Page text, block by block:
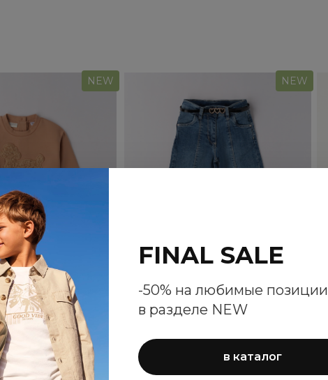
NEW
Sarabanda для
5 860 ₽
NEW
девочек
6 680 ₽
FINAL SALE
-50% на любимые позиции
в разделе NEW
в каталог